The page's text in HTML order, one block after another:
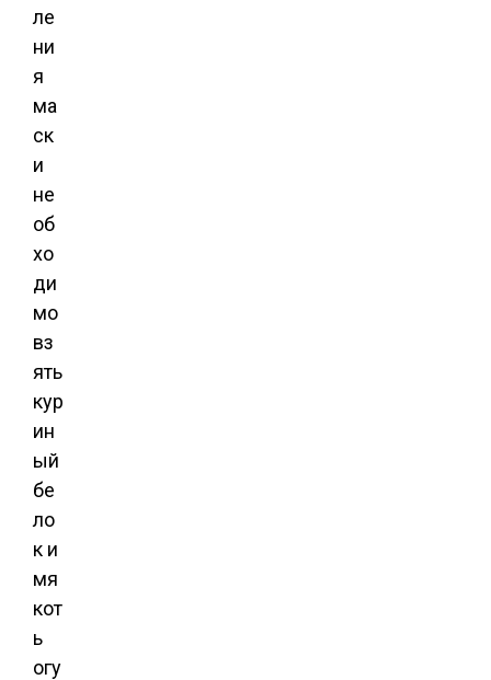
ле
ни
я
ма
ск
и
не
об
хо
ди
мо
вз
ять
кур
ин
ый
бе
ло
к и
мя
кот
ь
огу